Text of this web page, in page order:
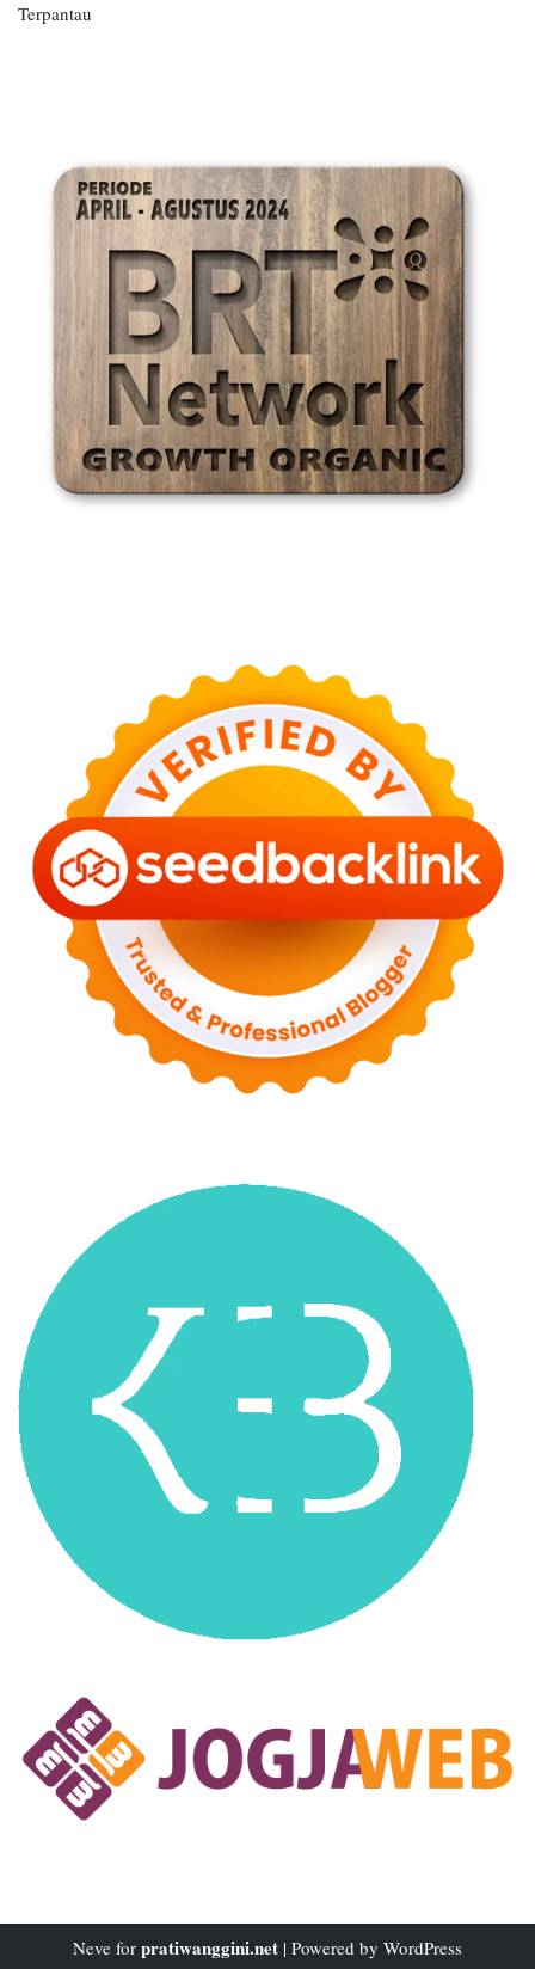
Terpantau
Neve for pratiwanggini.net | Powered by WordPress